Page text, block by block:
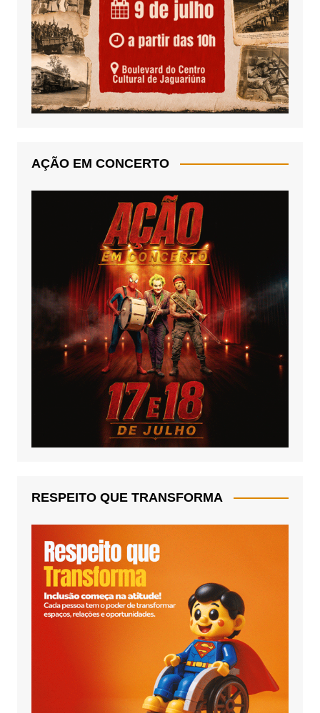
AÇÃO EM CONCERTO
RESPEITO QUE TRANSFORMA